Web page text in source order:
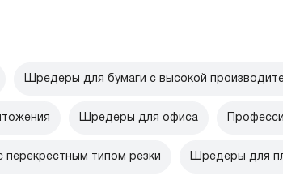
Шредеры для бумаги с высокой
Шредеры для офиса
типом резки Шредеры для